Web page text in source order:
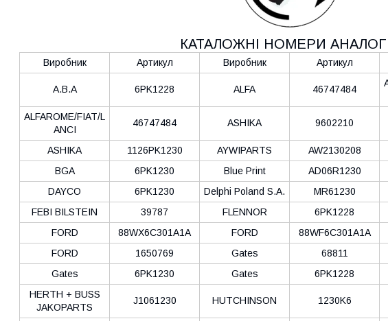
КАТАЛОЖНІ НОМЕРИ
Виробник Артикул Виробник Артикул
A.B.A 6PK1228 ALFA 46747484
ALFAROME/FIAT/L
ANCI
46747484 ASHIKA 9602210
ASHIKA 1126PK1230 AYWIPARTS AW2130208
BGA
6PK1230 Blue Print AD06R1230
DAYCO
6PK1230 Delphi Poland S.А. MR61230
FEBI BILSTEIN
39787 FLENNOR 6PK1228
FORD
88WX6C301A1A FORD 88WF6C301A1A
FORD
1650769 Gates 68811
Gates
6PK1230 Gates 6PK1228
HERTH + BUSS
JAKOPARTS
J1061230 HUTCHINSON 1230K6